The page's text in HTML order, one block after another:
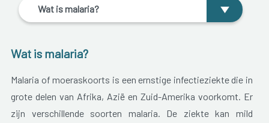
Wat is malaria?
Wat is malaria?
Malaria of moeraskoorts is een ernstige infectieziekte die in
grote delen van Afrika, Azië en Zuid-Amerika voorkomt. Er
zijn verschillende soorten malaria. De ziekte kan mild